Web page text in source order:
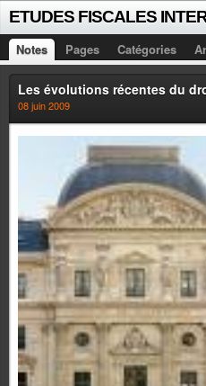
Notes Pages Catégories
Les évolutions récentes du
08 juin 2009